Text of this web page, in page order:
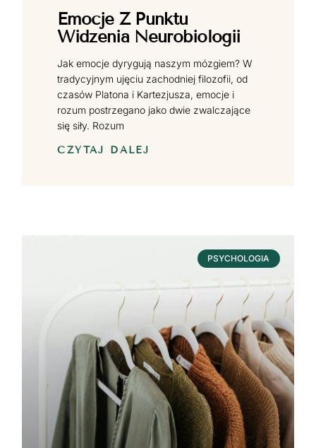
Emocje Z Punktu
Widzenia Neurobiologii
Jak emocje dyrygują naszym mózgiem? W
tradycyjnym ujęciu zachodniej filozofii, od
czasów Platona i Kartezjusza, emocje i
rozum postrzegano jako dwie zwalczające
się siły. Rozum
CZYTAJ DALEJ
PSYCHOLOGIA